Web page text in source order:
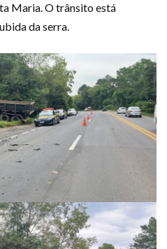
Maria. O trânsito está
da serra.